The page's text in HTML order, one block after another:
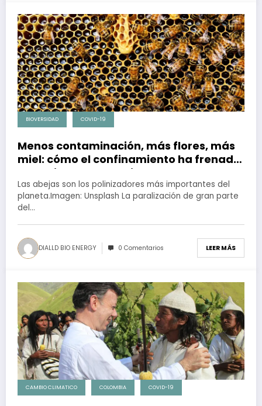
BIOVERSIDAD COVID-19
Menos contaminación, más flores, más
miel: cómo el confinamiento ha frenado
el declive de las abejas
Las abejas son los polinizadores más importantes del
planeta.Imagen: Unsplash La paralización de gran parte
del…
DIALLD BIO ENERGY 0 Comentarios LEER MÁS
CAMBIO CLIMATICO COLOMBIA COVID-19